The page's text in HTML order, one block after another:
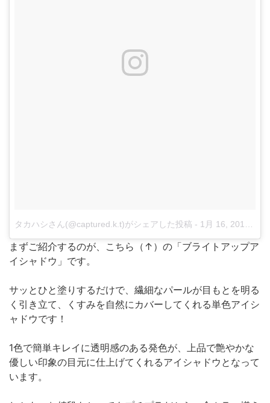
タカハシさん(@captured.k.t)がシェアした投稿 - 1月 16, 2018 at 10:54午後 PST
まずご紹介するのが、こちら（↑）の「ブライトアップア
イシャドウ」です。
サッとひと塗りするだけで、繊細なパールが目もとを明る
く引き立て、くすみを自然にカバーしてくれる単色アイシ
ャドウです！
1色で簡単キレイに透明感のある発色が、上品で艶やかな
優しい印象の目元に仕上げてくれるアイシャドウとなって
います。